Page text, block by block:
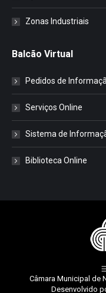
Zonas Industriais
Balcão Virtual
Pedidos de
Serviços Online
Sistema de
Biblioteca Online
Câmara Municipal de
Desenvolvido